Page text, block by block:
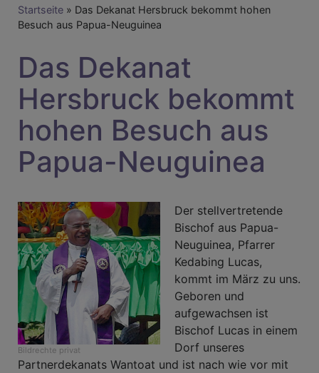
Breadcrumb
Startseite
Das Dekanat Hersbruck bekommt hohen
Besuch aus Papua-Neuguinea
Das Dekanat
Hersbruck bekommt
hohen Besuch aus
Papua-Neuguinea
Bildrechte privat
Der stellvertretende
Bischof aus Papua-
Neuguinea, Pfarrer
Kedabing Lucas,
kommt im März zu uns.
Geboren und
aufgewachsen ist
Bischof Lucas in einem
Dorf unseres
Partnerdekanats Wantoat und ist nach wie vor mit